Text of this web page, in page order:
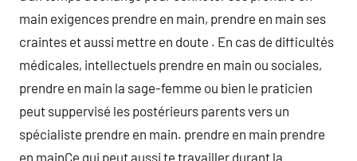
main exigences prendre en main, prendre en main ses
craintes et aussi mettre en doute . En cas de difficultés
médicales, intellectuels prendre en main ou sociales,
prendre en main la sage-femme ou bien le praticien
peut suppervisé les postérieurs parents vers un
spécialiste prendre en main. prendre en main prendre
en mainCe qui peut aussi te travailler durant la